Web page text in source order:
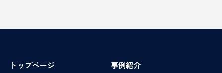
トップページ
事例紹介